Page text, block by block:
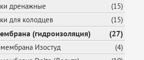
дренажные
(15)
для колодцев
(15)
(гидроизоляция) (27)
Изостуд
(4)